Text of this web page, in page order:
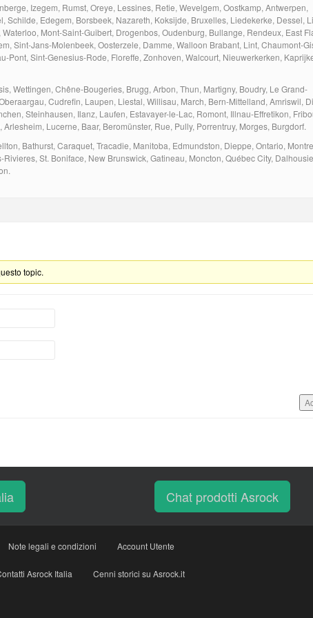
Izegem, Rumst, Oreye, Lessines, Retie, Wevelgem, Oostkamp, Antwerpen,
Schilde, Edegem, Borsbeek, Nazareth, Koksijde, Bruxelles, Liedekerke, Dessel,
Mont-Saint-Guibert, Drogenbos, Oudenburg, Bullange, Rendeux, East
Sint-Jans-Molenbeek, Oosterzele, Damme, Walloon Brabant, Lint, Chaumont-
Pont, Sint-Genesius-Rode, Floreffe, Zonhoven, Walcourt, Nieuwerkerken,
Wettingen, Chêne-Bougeries, Brugg, Arbon, Thun, Martigny, Boudry, Le Grand-
Cudrefin, Laupen, Liestal, Willisau, March, Bern-Mittelland, Amriswil,
Steinhausen, Ilanz, Laufen, Estavayer-le-Lac, Romont, Illnau-Effretikon,
Lucerne, Baar, Beromünster, Rue, Pully, Porrentruy, Morges, Burgdorf.
Bathurst, Caraquet, Tracadie, Manitoba, Edmundston, Dieppe, Ontario,
Rivieres, St. Boniface, New Brunswick, Gatineau, Moncton, Québec City,
topic.
Chat prodotti Asrock
Note legali e condizioni Account Utente
Asrock Italia Cenni storici su Asrock.it